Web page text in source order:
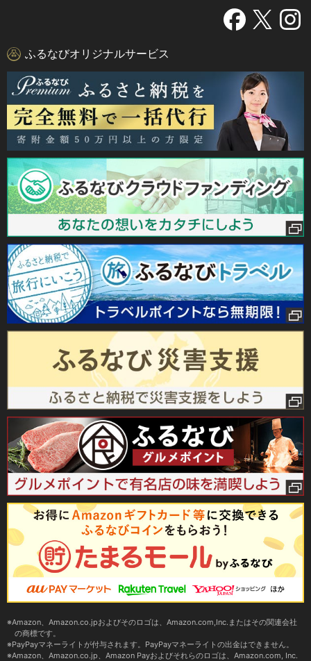
ふるなびオリジナルサービス
Amazon、Amazon.co.jpおよびそのロゴは、Amazon.com,Inc.またはその関連会社
の商標です。
PayPayマネーライトが付与されます。PayPayマネーライトの出金はできません。
Amazon、Amazon.co.jp、Amazon Payおよびそれらのロゴは、Amazon.com, Inc.